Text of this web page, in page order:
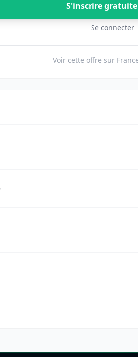
S'inscrire
Se connecter
Voir cette offre sur